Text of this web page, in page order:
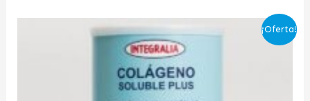
¡Oferta!
precio
23,50 €.